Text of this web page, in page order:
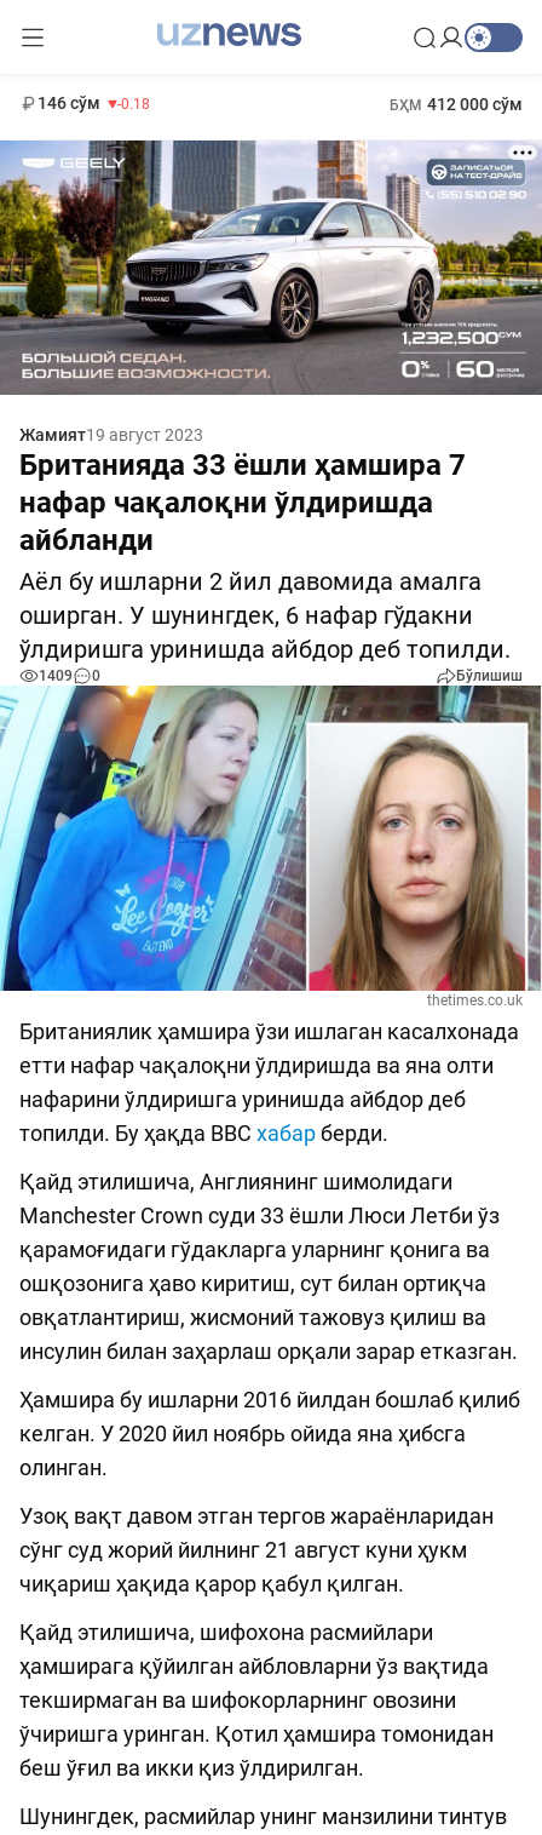
146 сўм -0.18 БҲМ 412 000 сўм
Жамият19 август 2023
Британияда 33 ёшли ҳамшира 7
нафар чақалоқни ўлдиришда
айбланди
Аёл бу ишларни 2 йил давомида амалга
оширган. У шунингдек, 6 нафар гўдакни
ўлдиришга уринишда айбдор деб топилди.
1409 0 Бўлишиш
thetimes.co.uk
Британиялик ҳамшира ўзи ишлаган касалхонада
етти нафар чақалоқни ўлдиришда ва яна олти
нафарини ўлдиришга уринишда айбдор деб
топилди. Бу ҳақда BBC хабарберди.
Қайд этилишича, Англиянинг шимолидаги
Manchester Crown суди 33 ёшли Люси Летби ўз
қарамоғидаги гўдакларга уларнинг қонига ва
ошқозонига ҳаво киритиш, сут билан ортиқча
овқатлантириш, жисмоний тажовуз қилиш ва
инсулин билан заҳарлаш орқали зарар етказган.
Ҳамшира бу ишларни 2016 йилдан бошлаб қилиб
келган. У 2020 йил ноябрь ойида яна ҳибсга
олинган.
Узоқ вақт давом этган тергов жараёнларидан
сўнг суд жорий йилнинг 21 август куни ҳукм
чиқариш ҳақида қарор қабул қилган.
Қайд этилишича, шифохона расмийлари
ҳамширага қўйилган айбловларни ўз вақтида
текширмаган ва шифокорларнинг овозини
ўчиришга уринган. Қотил ҳамшира томонидан
беш ўғил ва икки қиз ўлдирилган.
Шунингдек, расмийлар унинг манзилини тинтув